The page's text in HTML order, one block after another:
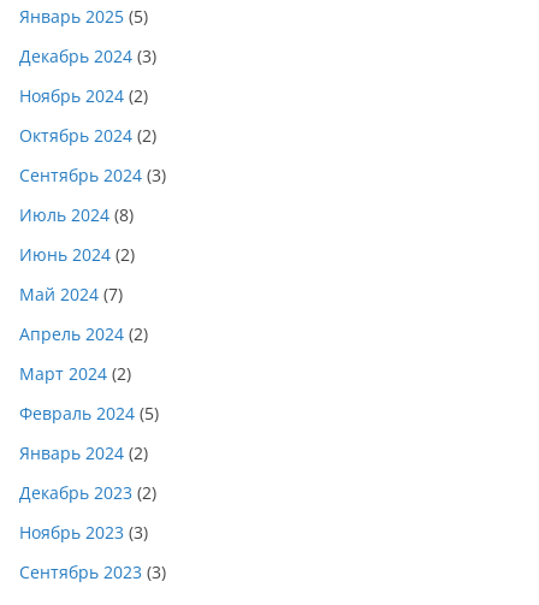
Январь 2025 (5)
Декабрь 2024 (3)
Ноябрь 2024 (2)
Октябрь 2024 (2)
Сентябрь 2024 (3)
Июль 2024 (8)
Июнь 2024 (2)
Май 2024 (7)
Апрель 2024 (2)
Март 2024 (2)
Февраль 2024 (5)
Январь 2024 (2)
Декабрь 2023 (2)
Ноябрь 2023 (3)
Сентябрь 2023 (3)